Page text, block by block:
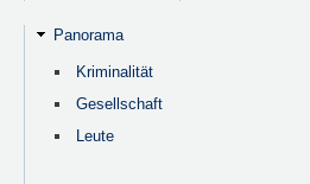
Panorama
Kriminalität
Gesellschaft
Leute